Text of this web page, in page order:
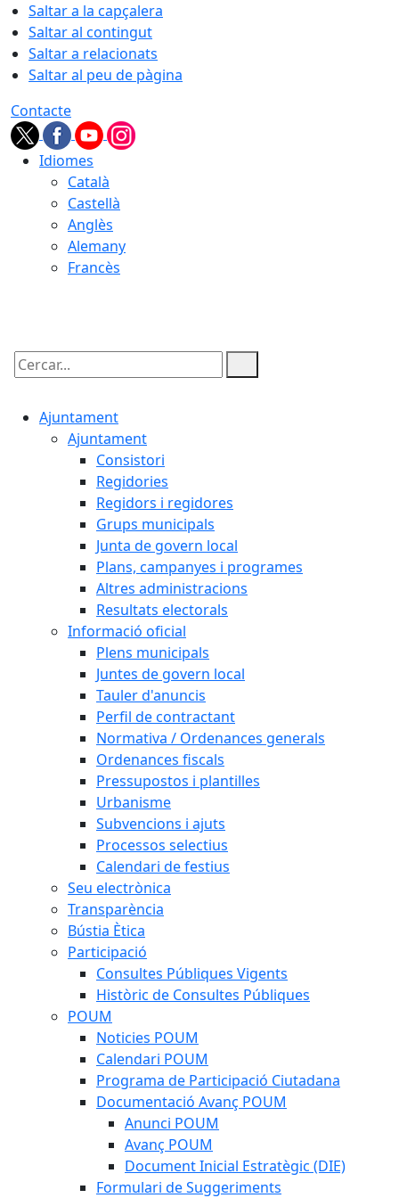
Saltar a la capçalera
Saltar al contingut
Saltar a relacionats
Saltar al peu de pàgina
Contacte
Idiomes
Català
Castellà
Anglès
Alemany
Francès
Cercar:
Ajuntament
Ajuntament
Consistori
Regidories
Regidors i regidores
Grups municipals
Junta de govern local
Plans, campanyes i programes
Altres administracions
Resultats electorals
Informació oficial
Plens municipals
Juntes de govern local
Tauler d'anuncis
Perfil de contractant
Normativa / Ordenances generals
Ordenances fiscals
Pressupostos i plantilles
Urbanisme
Subvencions i ajuts
Processos selectius
Calendari de festius
Seu electrònica
Transparència
Bústia Ètica
Participació
Consultes Públiques Vigents
Històric de Consultes Públiques
POUM
Noticies POUM
Calendari POUM
Programa de Participació Ciutadana
Documentació Avanç POUM
Anunci POUM
Avanç POUM
Document Inicial Estratègic (DIE)
Formulari de Suggeriments